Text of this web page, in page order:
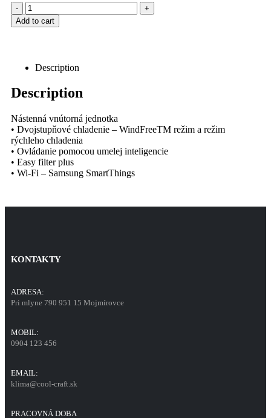
-
+
Add to cart
Description
Description
Nástenná vnútorná jednotka
• Dvojstupňové chladenie – WindFreeTM režim a režim
rýchleho chladenia
• Ovládanie pomocou umelej inteligencie
• Easy filter plus
• Wi-Fi – Samsung SmartThings
KONTAKTY
ADRESA:
Pri mlyne 790 951 15 Mojmírovce
MOBIL:
0904 123 456
EMAIL:
klima@cool-craft.sk
PRACOVNÁ DOBA